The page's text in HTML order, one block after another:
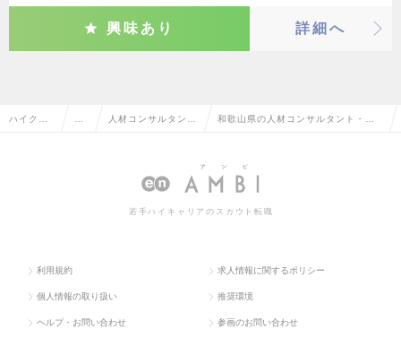
興味あり 詳細へ
ハイクラ 人材コンサルタン 和歌山県の人材コンサルタント・コ
覧
若手ハイキャリアのスカウト転職
利用規約 求人情報に関するポリシー
個人情報の取り扱い 推奨環境
ヘルプ・お問い合わせ 参画のお問い合わせ